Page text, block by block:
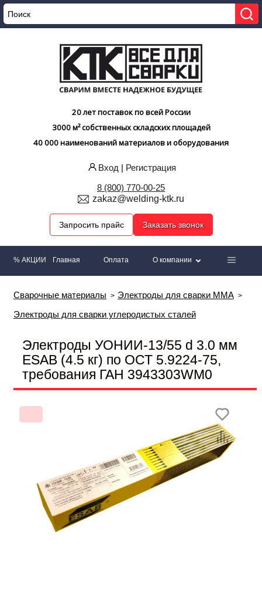
20 лет поставок по всей России
3000 м² собственных складских площадей
40 000 наименований материалов и оборудования
Вход | Регистрация
8 (800) 770-00-25
zakaz@welding-ktk.ru
Запросить прайс Заказать звонок
% АКЦИИ Главная Оплата О компании
Сварочные материалы
Электроды для сварки MMA
Электроды для сварки углеродистых сталей
Электроды УОНИИ-13/55 d 3.0 мм
ESAB (4.5 кг) по ОСТ 5.9224-75,
требования ГАН 3943303WM0